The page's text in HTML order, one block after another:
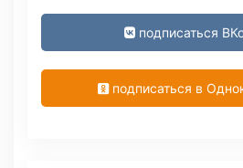
подписаться
подписаться в